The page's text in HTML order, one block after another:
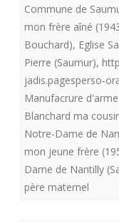
Commune de
mon frère aîné
Bouchard), Eglise
Pierre (Saumur),
jadis.pagesperso-
Manufacrure
Blanchard ma
Notre-Dame de
mon jeune frère
Dame de Nantilly
père maternel